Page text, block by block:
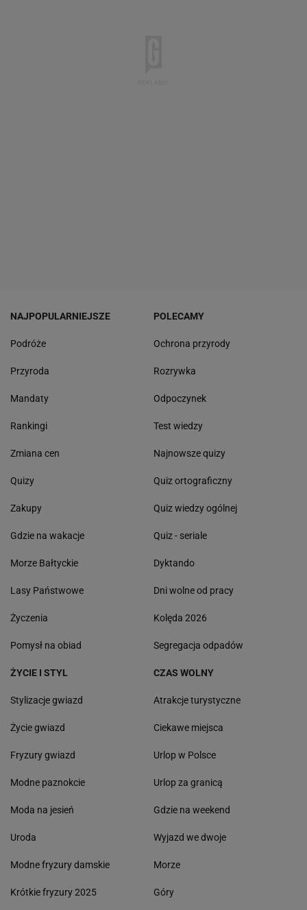
NAJPOPULARNIEJSZE
Podróże
Przyroda
Mandaty
Rankingi
Zmiana cen
Quizy
Zakupy
Gdzie na wakacje
Morze Bałtyckie
Lasy Państwowe
Życzenia
Pomysł na obiad
POLECAMY
Ochrona przyrody
Rozrywka
Odpoczynek
Test wiedzy
Najnowsze quizy
Quiz ortograficzny
Quiz wiedzy ogólnej
Quiz - seriale
Dyktando
Dni wolne od pracy
Kolęda 2026
Segregacja odpadów
ŻYCIE I STYL
Stylizacje gwiazd
Życie gwiazd
Fryzury gwiazd
Modne paznokcie
Moda na jesień
Uroda
Modne fryzury damskie
Krótkie fryzury 2025
CZAS WOLNY
Atrakcje turystyczne
Ciekawe miejsca
Urlop w Polsce
Urlop za granicą
Gdzie na weekend
Wyjazd we dwoje
Morze
Góry